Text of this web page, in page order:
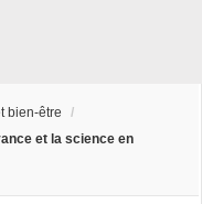
bien-être
/
et la science en